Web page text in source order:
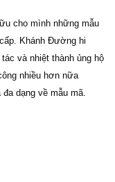
cho mình những mẫu
Khánh Đường hi
và nhiệt thành ủng hộ
nhiều hơn nữa
dạng về mẫu mã.